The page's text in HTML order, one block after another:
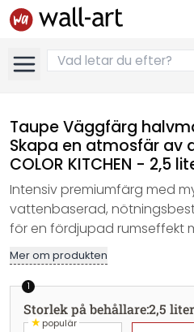
Taupe Väggfärg
Skapa en atmosfär av
COLOR KITCHEN - 2,5
Intensiv premiumfärg med
vattenbaserad,
för en fördjupad rumseffekt
Mer om produkten
1
Storlek på behållare:2,5 liter
★populär